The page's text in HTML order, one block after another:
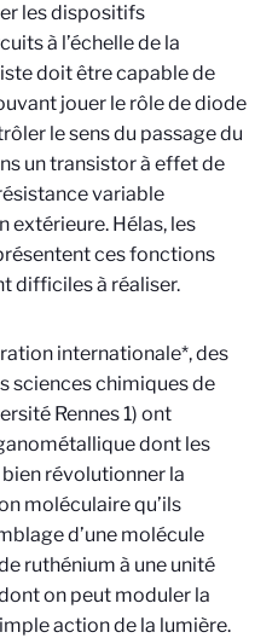
les dispositifs
à l’échelle de la
doit être capable de
jouer le rôle de diode
le sens du passage du
un transistor à effet de
variable
extérieure. Hélas, les
ces fonctions
difficiles à réaliser.
internationale*, des
sciences chimiques de
Rennes 1) ont
dont les
révolutionner la
moléculaire qu’ils
d’une molécule
ruthénium à une unité
on peut moduler la
action de la lumière.